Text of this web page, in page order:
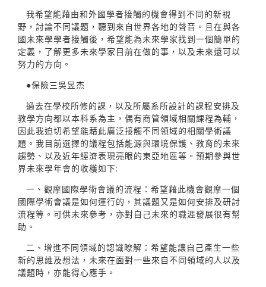
我希望能藉由和外國學者接觸的機會得到不同的新視
野，討論不同議題，聽到來自世界各地的聲音。且在與各
國未來學學者接觸後，希望能為未來學家找到一個簡單的
定義，了解更多未來學家目前在做的事，以及未來還可以
努力的方向。
●保險三吳昱杰
過去在學校所修的課，以及所屬系所設計的課程安排及
教學方向都以本科系為主，偶有商管領域相關課程為輔，
因此我迫切希望能藉此廣泛接觸不同領域的相關學術議
題。我目前選擇的議程包括能源與環境保護、教育的未來
趨勢、以及近年經濟表現亮眼的東亞地區等。預期參與世
界未來學年會的收穫如下:
一、觀摩國際學術會議的流程：希望藉此機會觀摩一個
國際學術會議是如何運行的，其議題又是如何安排及研討
流程等。可供未來參考，亦對自己未來的職涯發展很有幫
助。
二、增進不同領域的認識瞭解：希望能讓自己產生一些
新的思維及想法，未來在面對一些來自不同領域的人以及
議題時，亦能得心應手。